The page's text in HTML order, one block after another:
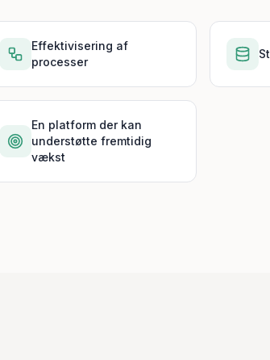
Effektivisering af
processer
En platform der kan
understøtte fremtidig
vækst